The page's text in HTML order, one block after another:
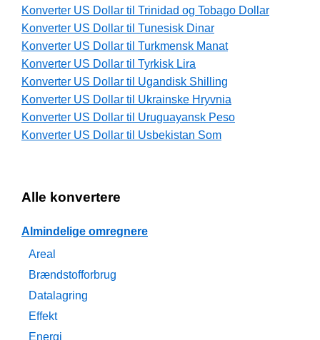
Konverter US Dollar til Trinidad og Tobago Dollar
Konverter US Dollar til Tunesisk Dinar
Konverter US Dollar til Turkmensk Manat
Konverter US Dollar til Tyrkisk Lira
Konverter US Dollar til Ugandisk Shilling
Konverter US Dollar til Ukrainske Hryvnia
Konverter US Dollar til Uruguayansk Peso
Konverter US Dollar til Usbekistan Som
Alle konvertere
Almindelige omregnere
Areal
Brændstofforbrug
Datalagring
Effekt
Energi